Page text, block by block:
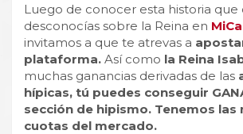
Luego de conocer esta historia que
desconocías sobre la Reina en
invitamos a que te atrevas a
plataforma. Así como la Reina
muchas ganancias derivadas de las
hípicas, tú puedes conseguir
sección de hipismo. Tenemos las
cuotas del mercado.